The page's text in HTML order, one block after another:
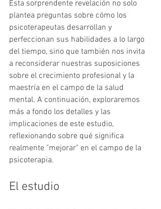
Esta sorprendente revelación no solo
plantea preguntas sobre cómo los
psicoterapeutas desarrollan y
perfeccionan sus habilidades a lo largo
del tiempo, sino que también nos invita
a reconsiderar nuestras suposiciones
sobre el crecimiento profesional y la
maestría en el campo de la salud
mental. A continuación, exploraremos
más a fondo los detalles y las
implicaciones de este estudio,
reflexionando sobre qué significa
realmente "mejorar" en el campo de la
psicoterapia.
El estudio